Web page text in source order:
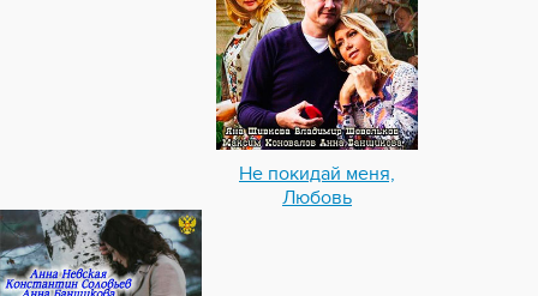
Не покидай меня,
Любовь